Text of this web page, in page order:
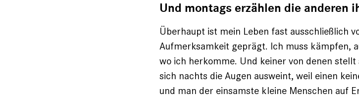
Und montags erzählen die anderen
Überhaupt ist mein Leben fast ausschließlich
Aufmerksamkeit geprägt. Ich muss kämpfen,
wo ich herkomme. Und keiner von denen
sich nachts die Augen ausweint, weil einen
und man der einsamste kleine Menschen auf